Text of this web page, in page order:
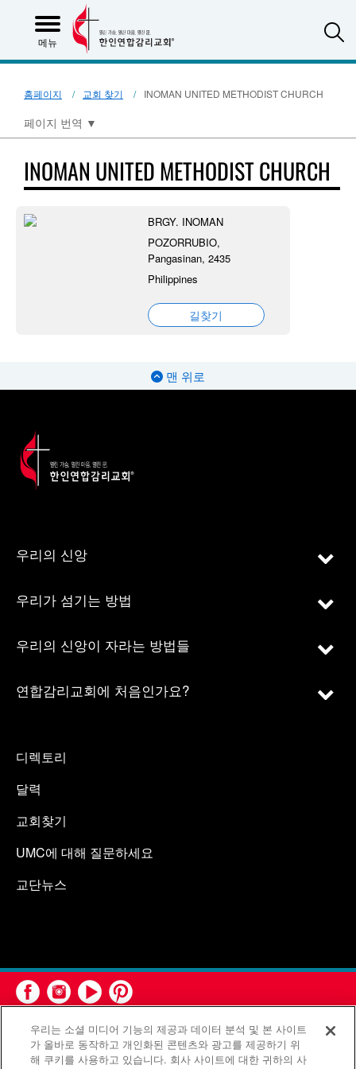
메뉴
홈페이지 교회 찾기 INOMAN UNITED METHODIST CHURCH
페이지 번역 ▼
INOMAN UNITED METHODIST CHURCH
BRGY. INOMAN
POZORRUBIO,
Pangasinan, 2435
Philippines
길찾기
맨 위로
우리의 신앙
우리가 섬기는 방법
우리의 신앙이 자라는 방법들
연합감리교회에 처음인가요?
디렉토리
달력
교회찾기
UMC에 대해 질문하세요
교단뉴스
우리는 소셜 미디어 기능의 제공과 데이터 분석 및 본 사이트
가 올바로 동작하고 개인화된 콘텐츠와 광고를 제공하기 위
해 쿠키를 사용하고 있습니다. 회사 사이트에 대한 귀하의 사